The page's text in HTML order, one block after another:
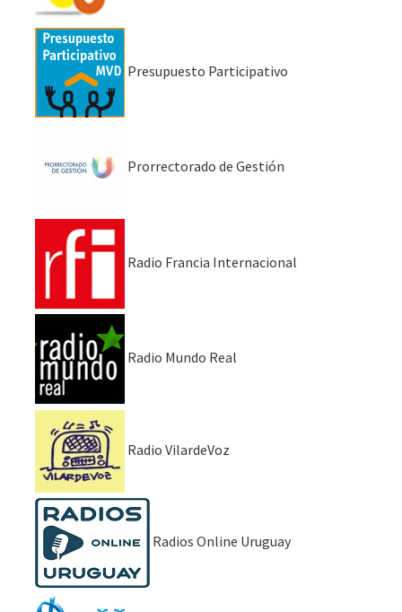
Presupuesto Participativo
Prorrectorado de Gestión
Radio Francia Internacional
Radio Mundo Real
Radio VilardeVoz
Radios Online Uruguay